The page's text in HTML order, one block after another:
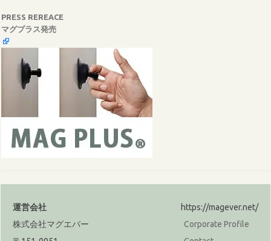
PRESS REREACE
マグプラス発売
運営会社
株式会社マグエバー
https://magever.net/
Corporate Profile